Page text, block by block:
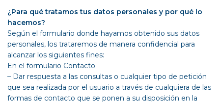
¿Para qué tratamos tus datos personales y por qué lo
hacemos?
Según el formulario donde hayamos obtenido sus datos
personales, los trataremos de manera confidencial para
alcanzar los siguientes fines:
En el formulario Contacto
– Dar respuesta a las consultas o cualquier tipo de petición
que sea realizada por el usuario a través de cualquiera de las
formas de contacto que se ponen a su disposición en la